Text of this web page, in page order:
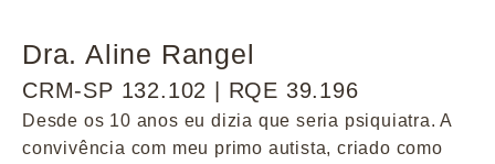
Dra. Aline Rangel
CRM-SP 132.102 | RQE 39.196
Desde os 10 anos eu dizia que seria psiquiatra. A
convivência com meu primo autista, criado como